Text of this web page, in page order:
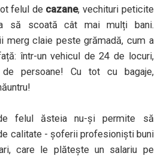
felul de cazane, vechituri peticite
să scoată cât mai mulți bani.
merg claie peste grămadă, cum a
într-un vehicul de 24 de locuri,
persoane! Cu tot cu bagaje,
felul ăsteia nu-și permite să
calitate - șoferii profesioniști buni
care le plătește un salariu pe